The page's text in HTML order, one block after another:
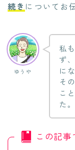
続き についてお
ゆうや
私
ず
に
そ
こ
た。
この記事